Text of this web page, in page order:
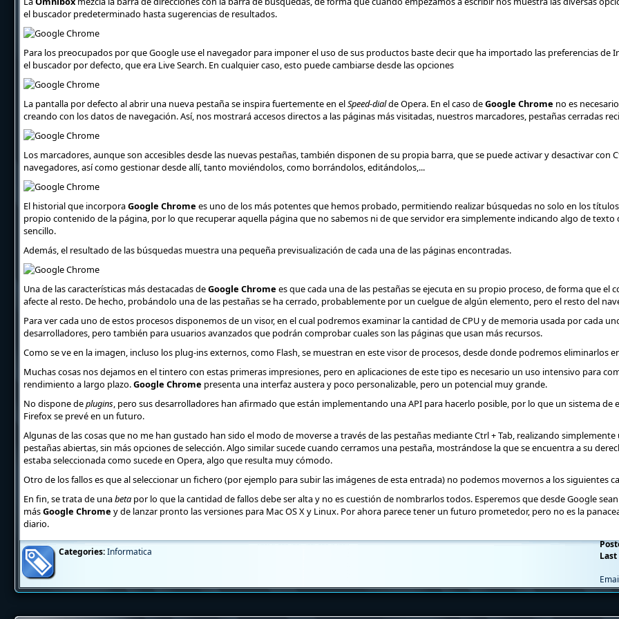
el buscador predeterminado hasta sugerencias de resultados.
Para los preocupados por que Google use el navegador para imponer el uso de sus productos baste decir que ha importado las preferencias de
el buscador por defecto, que era Live Search. En cualquier caso, esto puede cambiarse desde las opciones
La pantalla por defecto al abrir una nueva pestaña se inspira fuertemente en elSpeed-dialde Opera. En el caso deGoogle Chrome no es
creando con los datos de navegación. Así, nos mostrará accesos directos a las páginas más visitadas, nuestros marcadores, pestañas cerradas
Los marcadores, aunque son accesibles desde las nuevas pestañas, también disponen de su propia barra, que se puede activar y desactivar con
navegadores, así como gestionar desde allí, tanto moviéndolos, como borrándolos, editándolos,...
El historial que incorporaGoogle Chrome es uno de los más potentes que hemos probado, permitiendo realizar búsquedas no solo en los
propio contenido de la página, por lo que recuperar aquella página que no sabemos ni de que servidor era simplemente indicando algo de texto
sencillo.
Además, el resultado de las búsquedas muestra una pequeña previsualización de cada una de las páginas encontradas.
Una de las características más destacadas deGoogle Chrome es que cada una de las pestañas se ejecuta en su propio proceso, de forma que el
afecte al resto. De hecho, probándolo una de las pestañas se ha cerrado, probablemente por un cuelgue de algún elemento, pero el resto del
Para ver cada uno de estos procesos disponemos de un visor, en el cual podremos examinar la cantidad de CPU y de memoria usada por cada
desarrolladores, pero también para usuarios avanzados que podrán comprobar cuales son las páginas que usan más recursos.
Como se ve en la imagen, incluso los plug-ins externos, como Flash, se muestran en este visor de procesos, desde donde podremos eliminarlos
Muchas cosas nos dejamos en el tintero con estas primeras impresiones, pero en aplicaciones de este tipo es necesario un uso intensivo para
rendimiento a largo plazo.Google Chrome presenta una interfaz austera y poco personalizable, pero un potencial muy grande.
No dispone deplugins, pero sus desarrolladores han afirmado que están implementando una API para hacerlo posible, por lo que un sistema de
Firefox se prevé en un futuro.
Algunas de las cosas que no me han gustado han sido el modo de moverse a través de las pestañas mediante Ctrl + Tab, realizando
pestañas abiertas, sin más opciones de selección. Algo similar sucede cuando cerramos una pestaña, mostrándose la que se encuentra a su
estaba seleccionada como sucede en Opera, algo que resulta muy cómodo.
Otro de los fallos es que al seleccionar un fichero (por ejemplo para subir las imágenes de esta entrada) no podemos movernos a los siguientes
En fin, se trata de unabetapor lo que la cantidad de fallos debe ser alta y no es cuestión de nombrarlos todos. Esperemos que desde Google
másGoogle Chrome y de lanzar pronto las versiones para Mac OS X y Linux. Por ahora parece tener un futuro prometedor, pero no es la
diario.
Categories: Informatica